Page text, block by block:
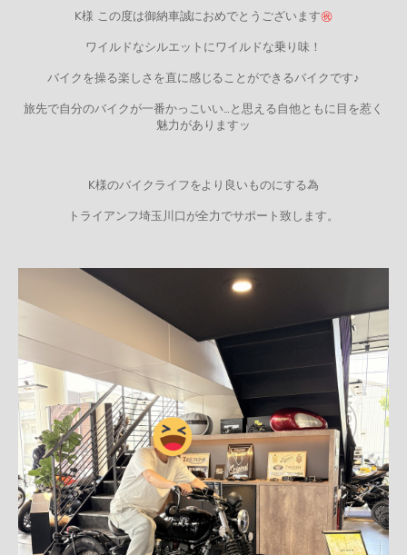
K様 この度は御納車誠におめでとうございます㊗
ワイルドなシルエットにワイルドな乗り味！
バイクを操る楽しさを直に感じることができるバイクです♪
旅先で自分のバイクが一番かっこいい…と思える自他ともに目を惹く
魅力がありますッ
K様のバイクライフをより良いものにする為
トライアンフ埼玉川口が全力でサポート致します。